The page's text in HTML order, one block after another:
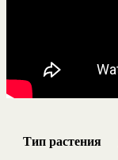
Тип растения